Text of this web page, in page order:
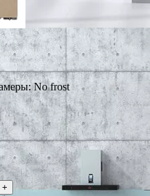
No frost
+